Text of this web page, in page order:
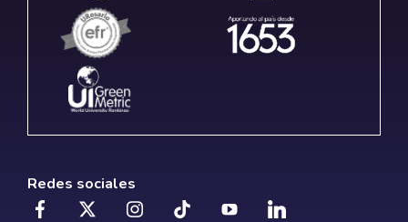
Redes sociales